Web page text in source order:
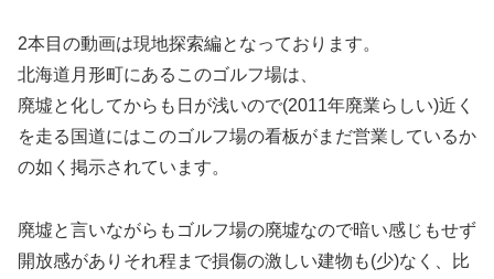
2本目の動画は現地探索編となっております。
北海道月形町にあるこのゴルフ場は、
廃墟と化してからも日が浅いので(2011年廃業らしい)近く
を走る国道にはこのゴルフ場の看板がまだ営業しているか
の如く掲示されています。
廃墟と言いながらもゴルフ場の廃墟なので暗い感じもせず
開放感がありそれ程まで損傷の激しい建物も(少)なく、比